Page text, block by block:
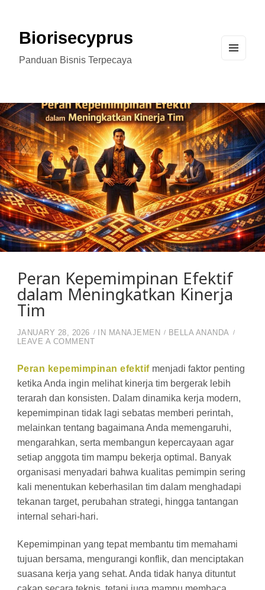
Biorisecyprus
Panduan Bisnis Terpecaya
Peran Kepemimpinan Efektif
dalam Meningkatkan Kinerja
Tim
JANUARY 28, 2026 IN MANAJEMEN
BELLA ANANDA
LEAVE A COMMENT ON PERAN KEPEMIMPINAN EFEKTIF
Peran kepemimpinan efektifmenjadi faktor penting
ketika Anda ingin melihat kinerja tim bergerak lebih
terarah dan konsisten. Dalam dinamika kerja modern,
kepemimpinan tidak lagi sebatas memberi perintah,
melainkan tentang bagaimana Anda memengaruhi,
mengarahkan, serta membangun kepercayaan agar
setiap anggota tim mampu bekerja optimal. Banyak
organisasi menyadari bahwa kualitas pemimpin sering
kali menentukan keberhasilan tim dalam menghadapi
tekanan target, perubahan strategi, hingga tantangan
internal sehari-hari.
Kepemimpinan yang tepat membantu tim memahami
tujuan bersama, mengurangi konflik, dan menciptakan
suasana kerja yang sehat. Anda tidak hanya dituntut